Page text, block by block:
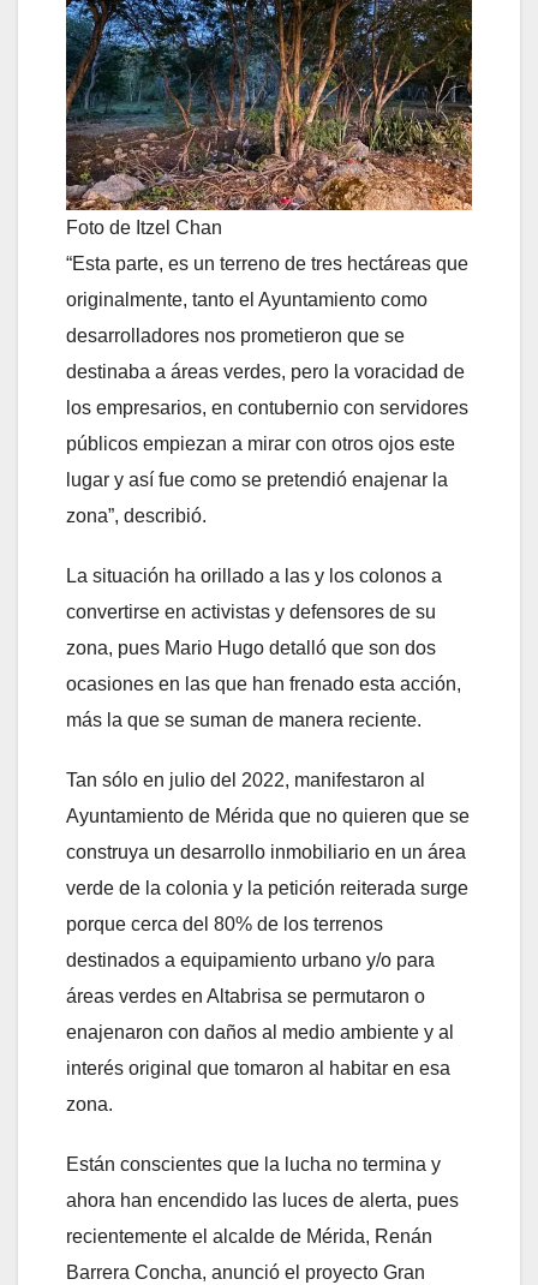
Foto de Itzel Chan
“Esta parte, es un terreno de tres hectáreas que
originalmente, tanto el Ayuntamiento como
desarrolladores nos prometieron que se
destinaba a áreas verdes, pero la voracidad de
los empresarios, en contubernio con servidores
públicos empiezan a mirar con otros ojos este
lugar y así fue como se pretendió enajenar la
zona”, describió.
La situación ha orillado a las y los colonos a
convertirse en activistas y defensores de su
zona, pues Mario Hugo detalló que son dos
ocasiones en las que han frenado esta acción,
más la que se suman de manera reciente.
Tan sólo en julio del 2022, manifestaron al
Ayuntamiento de Mérida que no quieren que se
construya un desarrollo inmobiliario en un área
verde de la colonia y la petición reiterada surge
porque cerca del 80% de los terrenos
destinados a equipamiento urbano y/o para
áreas verdes en Altabrisa se permutaron o
enajenaron con daños al medio ambiente y al
interés original que tomaron al habitar en esa
zona.
Están conscientes que la lucha no termina y
ahora han encendido las luces de alerta, pues
recientemente el alcalde de Mérida, Renán
Barrera Concha, anunció el proyecto Gran